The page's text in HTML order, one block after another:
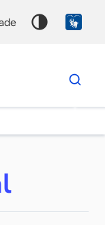
Dados
para
chave